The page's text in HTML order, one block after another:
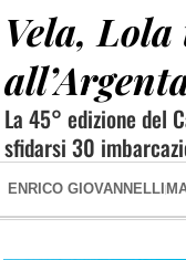
Vela,
La 45° edizione del
sfidarsi 30
ENRICO GIOVANNELLI